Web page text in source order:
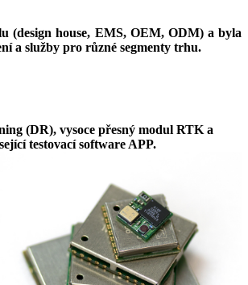
(design house, EMS, OEM, ODM) a byla
a služby pro různé segmenty trhu.
(DR), vysoce přesný modul RTK a
testovací software APP.